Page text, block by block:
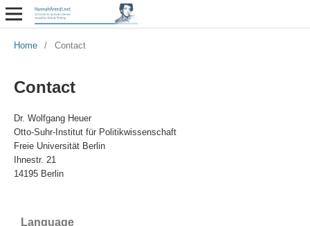
Home / Contact
Contact
Dr. Wolfgang Heuer
Otto-Suhr-Institut für Politikwissenschaft
Freie Universität Berlin
Ihnestr. 21
14195 Berlin
Language